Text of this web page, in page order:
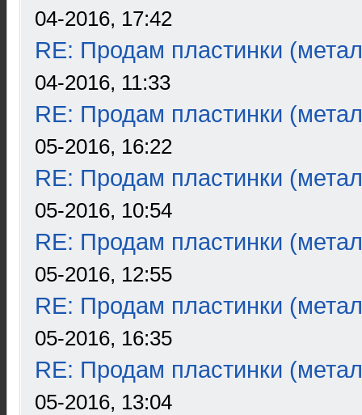
04-2016, 17:42
RE: Продам пластинки
04-2016, 11:33
RE: Продам пластинки
05-2016, 16:22
RE: Продам пластинки
05-2016, 10:54
RE: Продам пластинки
05-2016, 12:55
RE: Продам пластинки
05-2016, 16:35
RE: Продам пластинки
05-2016, 13:04